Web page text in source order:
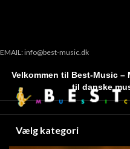
EMAIL: info@best-music.dk
Velkommen til Best-Music
til danske
Vælg kategori